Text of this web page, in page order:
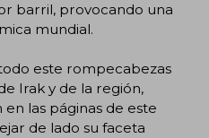
barril, provocando una
mundial.
este rompecabezas
Irak y de la región,
las páginas de este
de lado su faceta